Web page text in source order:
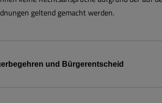
geltend gemacht werden.
und Bürgerentscheid